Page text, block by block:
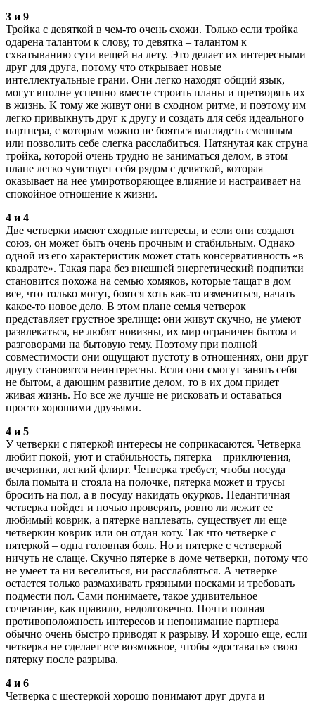
3 и 9
Тройка с девяткой в чем-то очень схожи. Только если тройка
одарена талантом к слову, то девятка – талантом к
схватыванию сути вещей на лету. Это делает их интересными
друг для друга, потому что открывает новые
интеллектуальные грани. Они легко находят общий язык,
могут вполне успешно вместе строить планы и претворять их
в жизнь. К тому же живут они в сходном ритме, и поэтому им
легко привыкнуть друг к другу и создать для себя идеального
партнера, с которым можно не бояться выглядеть смешным
или позволить себе слегка расслабиться. Натянутая как струна
тройка, которой очень трудно не заниматься делом, в этом
плане легко чувствует себя рядом с девяткой, которая
оказывает на нее умиротворяющее влияние и настраивает на
спокойное отношение к жизни.
4 и 4
Две четверки имеют сходные интересы, и если они создают
союз, он может быть очень прочным и стабильным. Однако
одной из его характеристик может стать консервативность «в
квадрате». Такая пара без внешней энергетический подпитки
становится похожа на семью хомяков, которые тащат в дом
все, что только могут, боятся хоть как-то измениться, начать
какое-то новое дело. В этом плане семья четверок
представляет грустное зрелище: они живут скучно, не умеют
развлекаться, не любят новизны, их мир ограничен бытом и
разговорами на бытовую тему. Поэтому при полной
совместимости они ощущают пустоту в отношениях, они друг
другу становятся неинтересны. Если они смогут занять себя
не бытом, а дающим развитие делом, то в их дом придет
живая жизнь. Но все же лучше не рисковать и оставаться
просто хорошими друзьями.
4 и 5
У четверки с пятеркой интересы не соприкасаются. Четверка
любит покой, уют и стабильность, пятерка – приключения,
вечеринки, легкий флирт. Четверка требует, чтобы посуда
была помыта и стояла на полочке, пятерка может и трусы
бросить на пол, а в посуду накидать окурков. Педантичная
четверка пойдет и ночью проверять, ровно ли лежит ее
любимый коврик, а пятерке наплевать, существует ли еще
четверкин коврик или он отдан коту. Так что четверке с
пятеркой – одна головная боль. Но и пятерке с четверкой
ничуть не слаще. Скучно пятерке в доме четверки, потому что
не умеет та ни веселиться, ни расслабляться. А четверке
остается только размахивать грязными носками и требовать
подмести пол. Сами понимаете, такое удивительное
сочетание, как правило, недолговечно. Почти полная
противоположность интересов и непонимание партнера
обычно очень быстро приводят к разрыву. И хорошо еще, если
четверка не сделает все возможное, чтобы «доставать» свою
пятерку после разрыва.
4 и 6
Четверка с шестеркой хорошо понимают друг друга и